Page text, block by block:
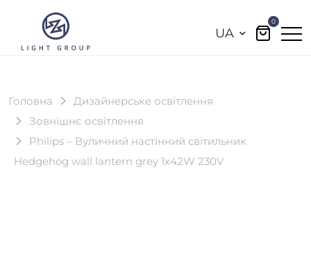
UA
0
Головна
Дизайнерське освітлення
Зовнішнє освітлення
Philips – Вуличний настінний світильник
Hedgehog wall lantern grey 1x42W 230V